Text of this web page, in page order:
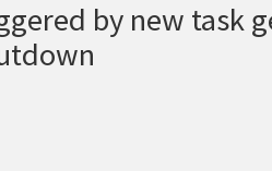
by new task